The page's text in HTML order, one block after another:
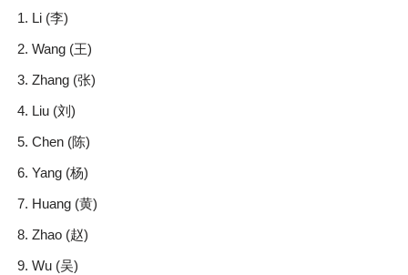
Li (李)
Wang (王)
Zhang (张)
Liu (刘)
Chen (陈)
Yang (杨)
Huang (黄)
Zhao (赵)
Wu (吴)